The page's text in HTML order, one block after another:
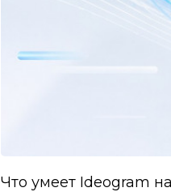
Что умеет Ideogram